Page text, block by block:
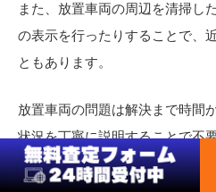
また、放置車両の周辺を清掃し
の表示を行ったりすることで、
ともあります。
放置車両の問題は解決まで時間
状況を丁寧に説明することで不
ります。